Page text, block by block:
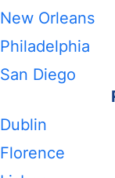
New Orleans
Philadelphia
San Diego
Dublin
Florence